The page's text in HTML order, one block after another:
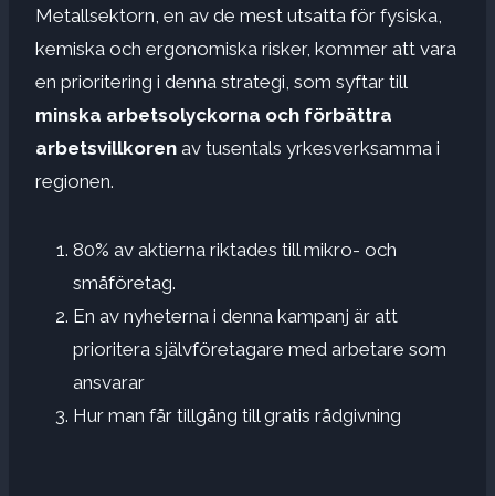
Metallsektorn, en av de mest utsatta för fysiska,
kemiska och ergonomiska risker, kommer att vara
en prioritering i denna strategi, som syftar till
minska arbetsolyckorna och förbättra
arbetsvillkoren av tusentals yrkesverksamma i
regionen.
80% av aktierna riktades till mikro- och
småföretag.
En av nyheterna i denna kampanj är att
prioritera självföretagare med arbetare som
ansvarar
Hur man får tillgång till gratis rådgivning